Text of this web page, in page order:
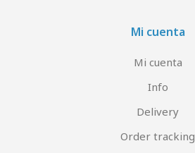
Mi cuenta
Mi cuenta
Info
Delivery
Order tracking